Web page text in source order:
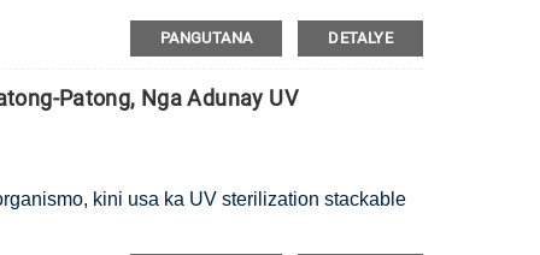
PANGUTANA DETALYE
Patong, Nga Adunay UV
kini usa ka UV sterilization stackable